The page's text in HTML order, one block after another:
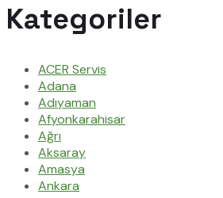
Kategoriler
ACER Servis
Adana
Adıyaman
Afyonkarahisar
Ağrı
Aksaray
Amasya
Ankara